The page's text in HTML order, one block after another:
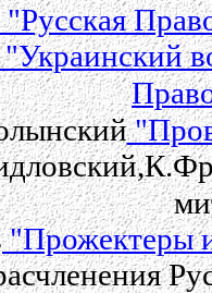
"Русская
"Прожектеры